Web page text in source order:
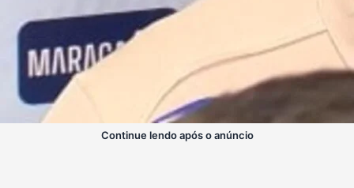
Continue lendo após o anúncio